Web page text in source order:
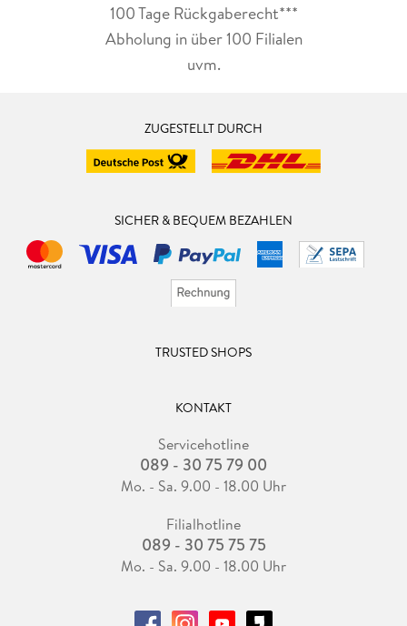
100 Tage Rückgaberecht***
Abholung in über 100 Filialen
uvm.
ZUGESTELLT DURCH
SICHER & BEQUEM BEZAHLEN
TRUSTED SHOPS
KONTAKT
Servicehotline
089 - 30 75 79 00
Mo. - Sa. 9.00 - 18.00 Uhr
Filialhotline
089 - 30 75 75 75
Mo. - Sa. 9.00 - 18.00 Uhr